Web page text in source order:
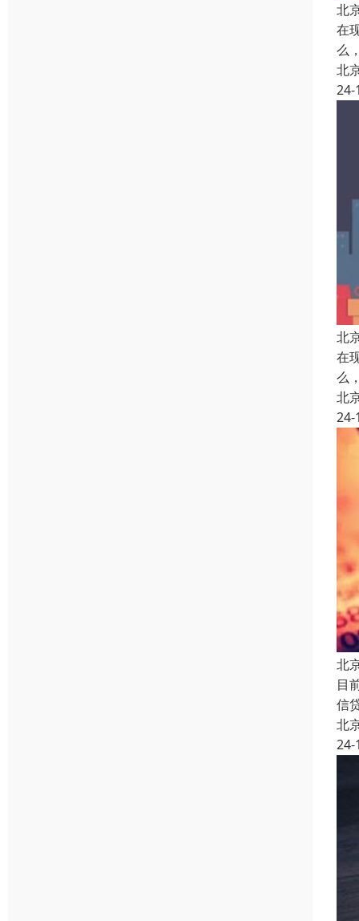
北
在
么
北
24-
北
在
么
北
24-
北
目
信
北
24-